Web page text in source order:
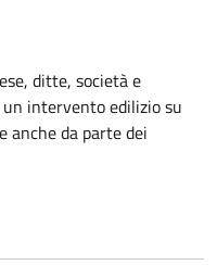
ditte, società e
intervento edilizio su
anche da parte dei